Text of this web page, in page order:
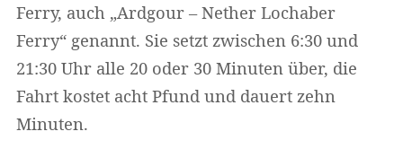
Ferry, auch „Ardgour – Nether Lochaber
Ferry“ genannt. Sie setzt zwischen 6:30 und
21:30 Uhr alle 20 oder 30 Minuten über, die
Fahrt kostet acht Pfund und dauert zehn
Minuten.